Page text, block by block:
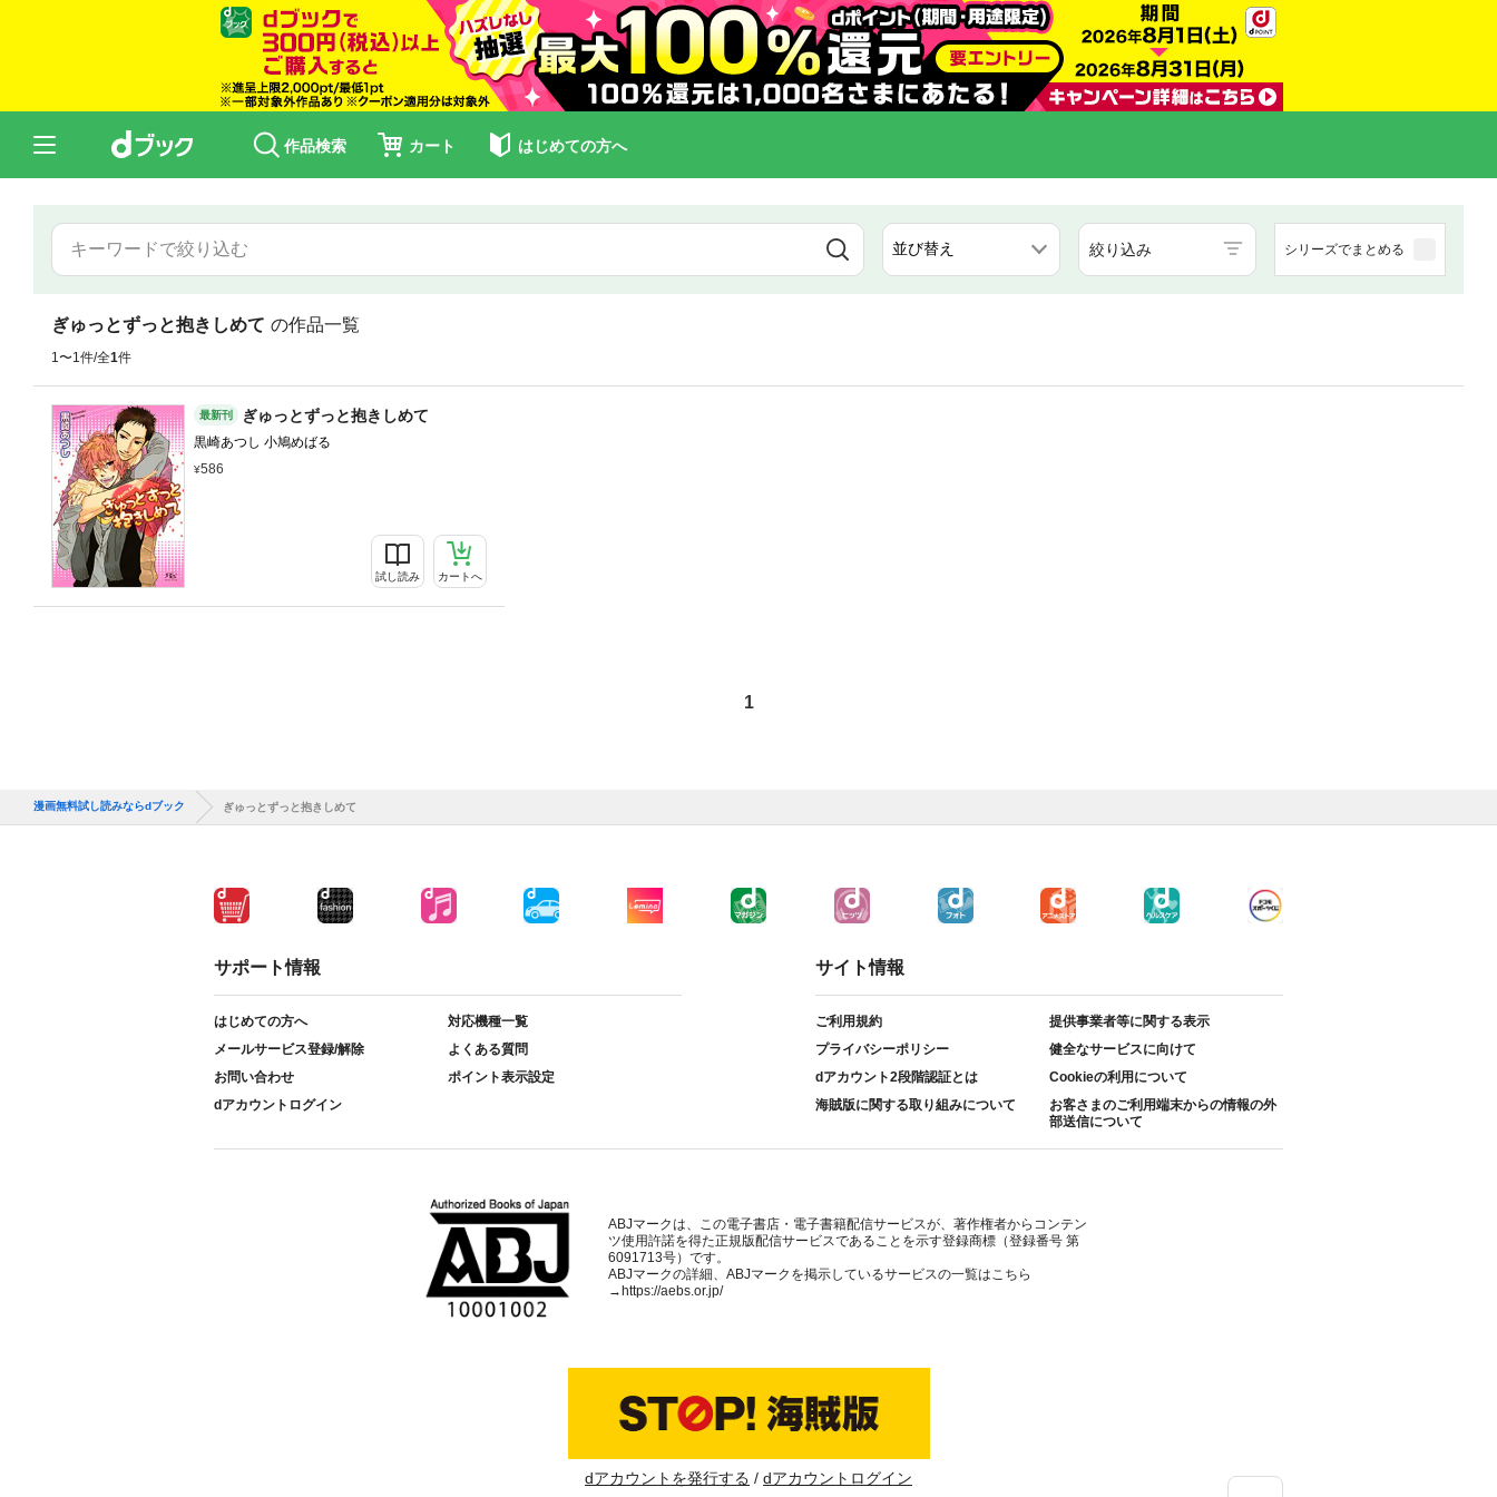
作品検索 カート はじめての方へ
絞り込み シリーズでまとめる
ぎゅっとずっと抱きしめて の作品一覧
1〜1件/全1件
最新刊 ぎゅっとずっと抱きしめて
黒崎あつし 小鳩めばる
586
試し読み カートへ
1
漫画無料試し読みならdブック ぎゅっとずっと抱きしめて
サポート情報
はじめての方へ
対応機種一覧
メールサービス登録/解除
よくある質問
お問い合わせ
ポイント表示設定
dアカウントログイン
サイト情報
ご利用規約
提供事業者等に関する表示
プライバシーポリシー
健全なサービスに向けて
dアカウント2段階認証とは
Cookieの利用について
海賊版に関する取り組みについて
お客さまのご利用端末からの情報の外
部送信について
ABJマークは、この電子書店・電子書籍配信サービスが、著作権者からコンテン
ツ使用許諾を得た正規版配信サービスであることを示す登録商標（登録番号 第
6091713号）です。
ABJマークの詳細、ABJマークを掲示しているサービスの一覧はこちら
→ https://aebs.or.jp/
dアカウントを発行する dアカウントログイン